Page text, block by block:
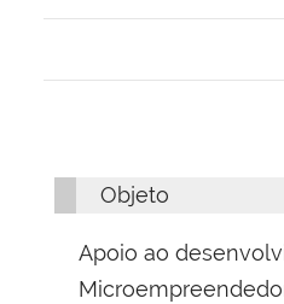
Objeto
Apoio ao